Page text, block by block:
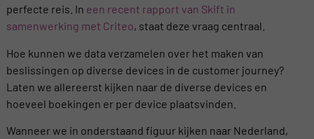
perfecte reis. In een recent rapport van Skift in
samenwerking met Criteo, staat deze vraag centraal.
Hoe kunnen we data verzamelen over het maken van
beslissingen op diverse devices in de customer journey?
Laten we allereerst kijken naar de diverse devices en
hoeveel boekingen er per device plaatsvinden.
Wanneer we in onderstaand figuur kijken naar Nederland,